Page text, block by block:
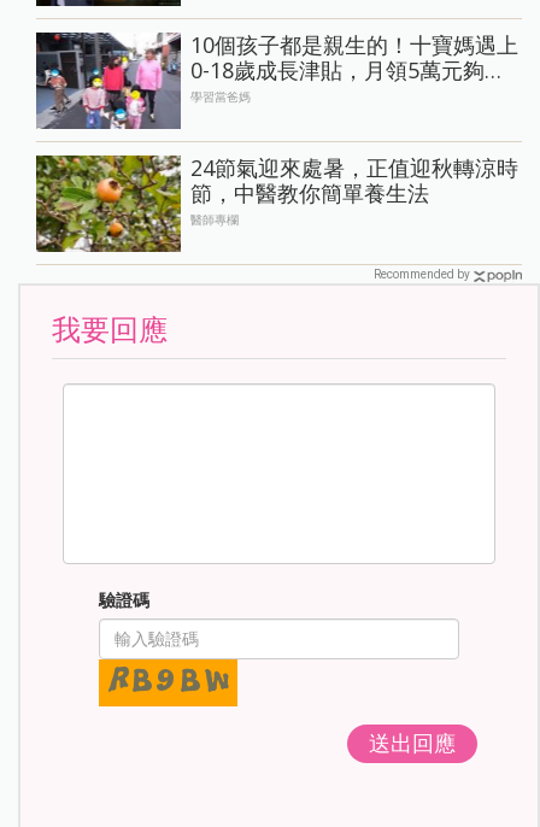
10個孩子都是親生的！十寶媽遇上
0-18歲成長津貼，月領5萬元夠養
家嗎？
學習當爸媽
24節氣迎來處暑，正值迎秋轉涼時
節，中醫教你簡單養生法
醫師專欄
Recommended by
我要回應
驗證碼
送出回應